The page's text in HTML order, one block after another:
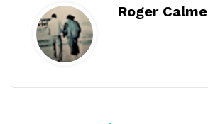
Roger Calme